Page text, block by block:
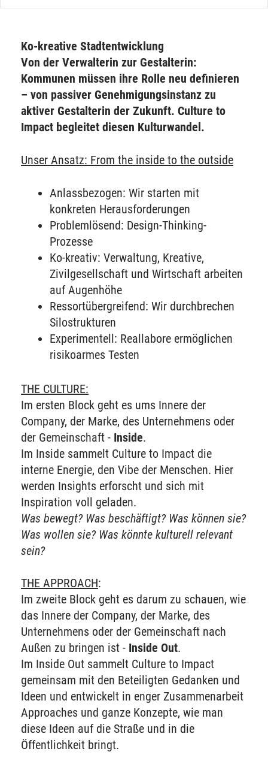
Ko-kreative Stadtentwicklung
Von der Verwalterin zur Gestalterin:
Kommunen müssen ihre Rolle neu definieren
– von passiver Genehmigungsinstanz zu
aktiver Gestalterin der Zukunft. Culture to
Impact begleitet diesen Kulturwandel.
Unser Ansatz: From the inside to the outside
Anlassbezogen: Wir starten mit
konkreten Herausforderungen
Problemlösend: Design-Thinking-
Prozesse
Ko-kreativ: Verwaltung, Kreative,
Zivilgesellschaft und Wirtschaft arbeiten
auf Augenhöhe
Ressortübergreifend: Wir durchbrechen
Silostrukturen
Experimentell: Reallabore ermöglichen
risikoarmes Testen
THE CULTURE:
Im ersten Block geht es ums Innere der
Company, der Marke, des Unternehmens oder
der Gemeinschaft - Inside.
Im Inside sammelt Culture to Impact die
interne Energie, den Vibe der Menschen. Hier
werden Insights erforscht und sich mit
Inspiration voll geladen.
Was bewegt? Was beschäftigt? Was können sie?
Was wollen sie? Was könnte kulturell relevant
sein?
THE APPROACH:
Im zweite Block geht es darum zu schauen, wie
das Innere der Company, der Marke, des
Unternehmens oder der Gemeinschaft nach
Außen zu bringen ist - Inside Out.
Im Inside Out sammelt Culture to Impact
gemeinsam mit den Beteiligten Gedanken und
Ideen und entwickelt in enger Zusammenarbeit
Approaches und ganze Konzepte, wie man
diese Ideen auf die Straße und in die
Öffentlichkeit bringt.